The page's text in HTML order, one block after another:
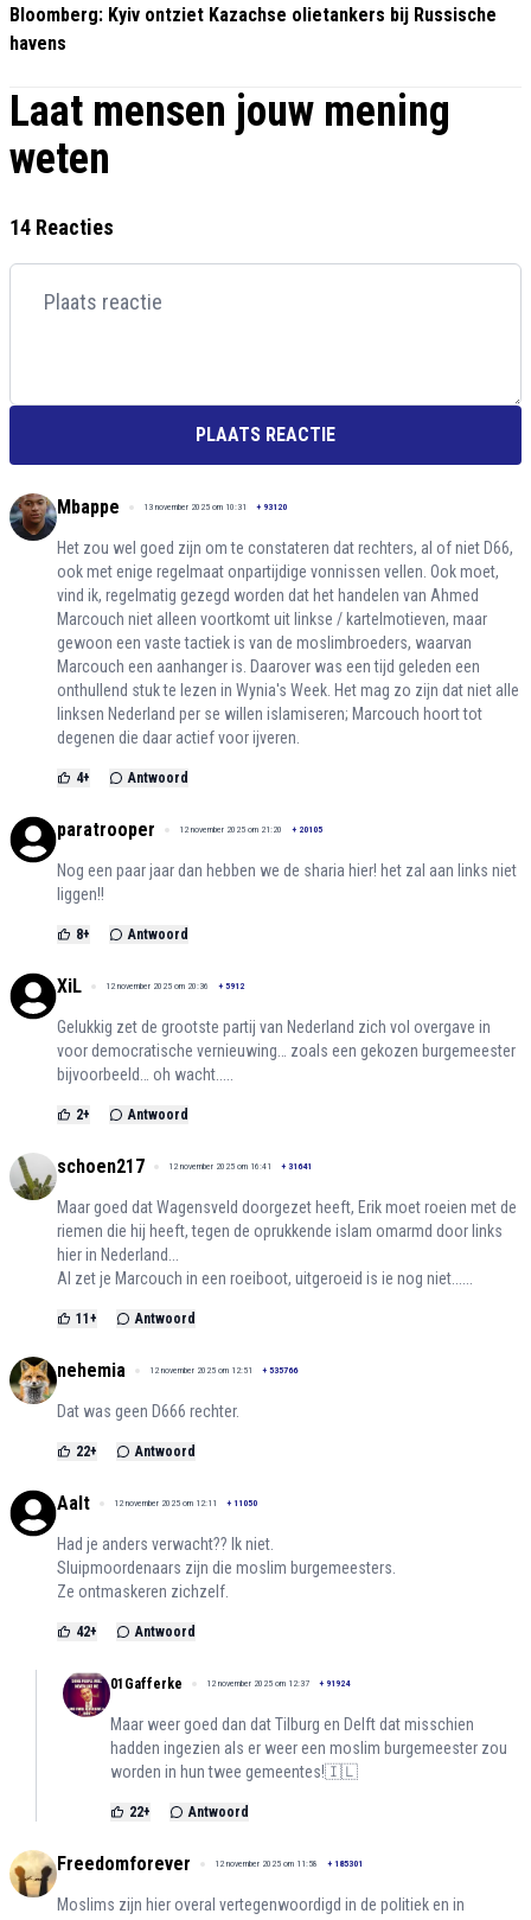
Bloomberg: Kyiv ontziet Kazachse olietankers bij Russische
havens
Laat mensen jouw mening
weten
14 Reacties
PLAATS REACTIE
Mbappe 13 november 2025 om 10:31 + 93120
Het zou wel goed zijn om te constateren dat rechters, al of niet D66,
ook met enige regelmaat onpartijdige vonnissen vellen. Ook moet,
vind ik, regelmatig gezegd worden dat het handelen van Ahmed
Marcouch niet alleen voortkomt uit linkse / kartelmotieven, maar
gewoon een vaste tactiek is van de moslimbroeders, waarvan
Marcouch een aanhanger is. Daarover was een tijd geleden een
onthullend stuk te lezen in Wynia's Week. Het mag zo zijn dat niet alle
linksen Nederland per se willen islamiseren; Marcouch hoort tot
degenen die daar actief voor ijveren.
4+ Antwoord
paratrooper 12 november 2025 om 21:20 + 20105
Nog een paar jaar dan hebben we de sharia hier! het zal aan links niet
liggen!!
8+ Antwoord
XiL 12 november 2025 om 20:36 + 5912
Gelukkig zet de grootste partij van Nederland zich vol overgave in
voor democratische vernieuwing… zoals een gekozen burgemeester
bijvoorbeeld… oh wacht.....
2+ Antwoord
schoen217 12 november 2025 om 16:41 + 31641
Maar goed dat Wagensveld doorgezet heeft, Erik moet roeien met de
riemen die hij heeft, tegen de oprukkende islam omarmd door links
hier in Nederland...
Al zet je Marcouch in een roeiboot, uitgeroeid is ie nog niet......
11 + Antwoord
nehemia 12 november 2025 om 12:51 + 535766
Dat was geen D666 rechter.
22+ Antwoord
Aalt 12 november 2025 om 12:11 + 11050
Had je anders verwacht?? Ik niet.
Sluipmoordenaars zijn die moslim burgemeesters.
Ze ontmaskeren zichzelf.
42+ Antwoord
01Gafferke 12 november 2025 om 12:37 + 91924
Maar weer goed dan dat Tilburg en Delft dat misschien
hadden ingezien als er weer een moslim burgemeester zou
worden in hun twee gemeentes!🇮🇱
22+ Antwoord
Freedomforever 12 november 2025 om 11:58 + 185301
Moslims zijn hier overal vertegenwoordigd in de politiek en in